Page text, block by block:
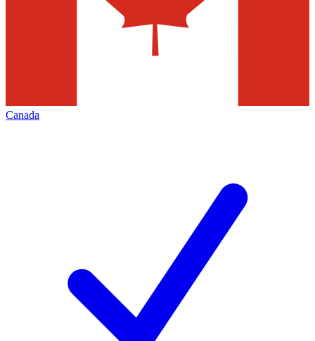
Canada